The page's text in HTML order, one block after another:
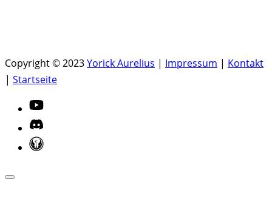
Copyright © 2023Yorick Aurelius | Impressum | Kontakt
| Startseite